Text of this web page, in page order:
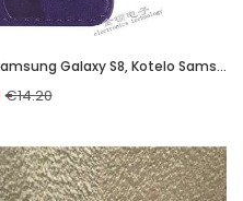
Kuori Samsung Galaxy S8, Kuoret Samsung Galaxy S8, Kotelo Samsung Galaxy S8 Silikoni Suojaus Nahkaku
€14.20